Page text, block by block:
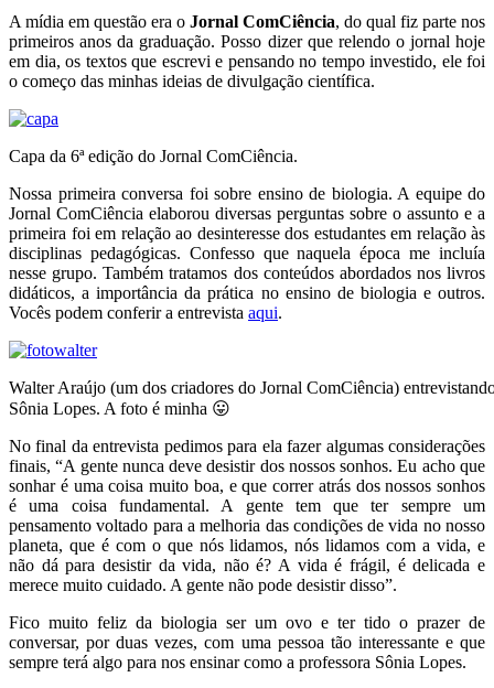
A mídia em questão era o Jornal ComCiência, do qual fiz parte nos
primeiros anos da graduação. Posso dizer que relendo o jornal hoje
em dia, os textos que escrevi e pensando no tempo investido, ele foi
o começo das minhas ideias de divulgação científica.
Capa da 6ª edição do Jornal ComCiência.
Nossa primeira conversa foi sobre ensino de biologia. A equipe do
Jornal ComCiência elaborou diversas perguntas sobre o assunto e a
primeira foi em relação ao desinteresse dos estudantes em relação às
disciplinas pedagógicas. Confesso que naquela época me incluía
nesse grupo. Também tratamos dos conteúdos abordados nos livros
didáticos, a importância da prática no ensino de biologia e outros.
Vocês podem conferir a entrevista aqui.
Walter Araújo (um dos criadores do Jornal ComCiência)
Sônia Lopes. A foto é minha 😛
No final da entrevista pedimos para ela fazer algumas considerações
finais, “A gente nunca deve desistir dos nossos sonhos. Eu acho que
sonhar é uma coisa muito boa, e que correr atrás dos nossos sonhos
é uma coisa fundamental. A gente tem que ter sempre um
pensamento voltado para a melhoria das condições de vida no nosso
planeta, que é com o que nós lidamos, nós lidamos com a vida, e
não dá para desistir da vida, não é? A vida é frágil, é delicada e
merece muito cuidado. A gente não pode desistir disso”.
Fico muito feliz da biologia ser um ovo e ter tido o prazer de
conversar, por duas vezes, com uma pessoa tão interessante e que
sempre terá algo para nos ensinar como a professora Sônia Lopes.